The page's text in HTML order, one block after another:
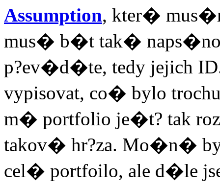
Assumption, kter�
mus� b�t tak�
p?ev�d�te, tedy jejich
vypisovat, co� bylo
m� portfolio je�t? tak
takov� hr?za. Mo�n�
cel� portfoilo, ale d�le